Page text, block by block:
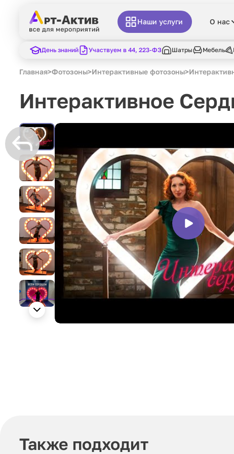
Наши услуги О нас
День знаний Участвуем в 44, 223-ФЗ Шатры Мебель
Главная>Фотозоны>Интерактивные фотозоны>
Интерактивное
Также подходит